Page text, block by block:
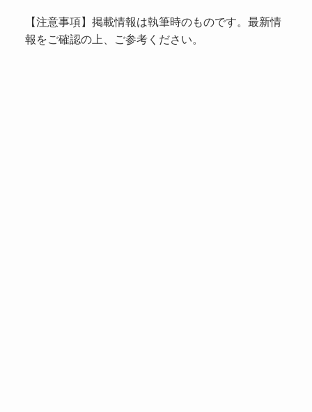
【注意事項】掲載情報は執筆時のものです。最新情
報をご確認の上、ご参考ください。